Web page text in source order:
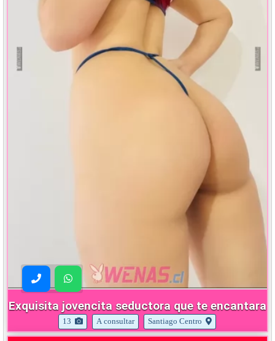
Exquisita jovencita seductora que te encantara
13 A consultar Santiago Centro